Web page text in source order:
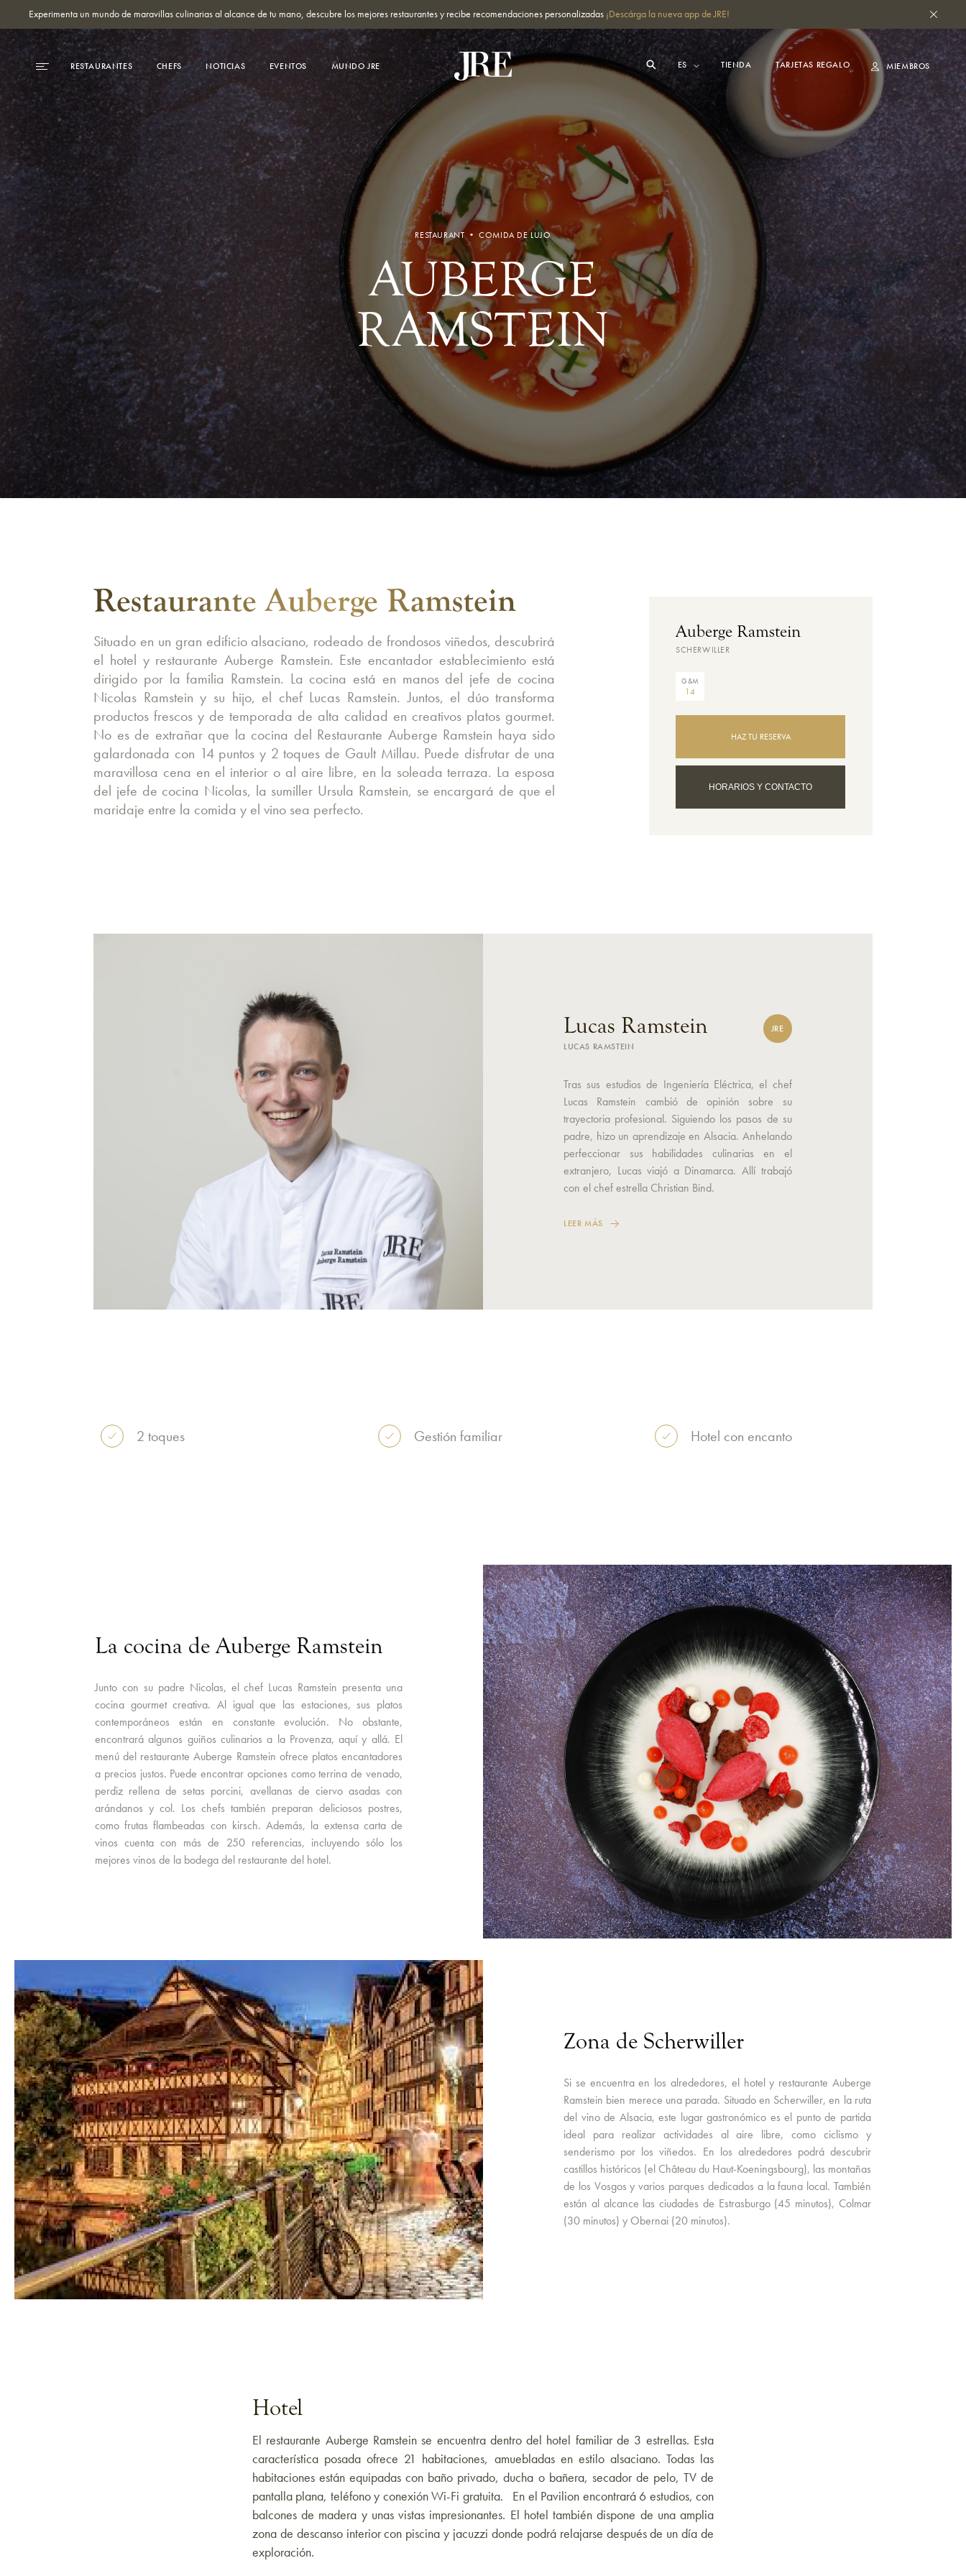
Experimenta un mundo de maravillas culinarias al alcance de tu mano, descubre los mejores restaurantes y recibe recomendaciones personalizadas ¡Descárga la nueva app de JRE!
RESTAURANTES CHEFS NOTICIAS EVENTOS MUNDO JRE TIENDA TARJETAS REGALO MIEMBROS
RESTAURANT • COMIDA DE LUJO
AUBERGE
RAMSTEIN
Restaurante Auberge Ramstein
Situado en un gran edificio alsaciano, rodeado de frondosos viñedos, descubrirá
el hotel y restaurante Auberge Ramstein. Este encantador establecimiento está
dirigido por la familia Ramstein. La cocina está en manos del jefe de cocina
Nicolas Ramstein y su hijo, el chef Lucas Ramstein. Juntos, el dúo transforma
productos frescos y de temporada de alta calidad en creativos platos gourmet.
No es de extrañar que la cocina del Restaurante Auberge Ramstein haya sido
galardonada con 14 puntos y 2 toques de Gault Millau. Puede disfrutar de una
maravillosa cena en el interior o al aire libre, en la soleada terraza. La esposa
del jefe de cocina Nicolas, la sumiller Ursula Ramstein, se encargará de que el
maridaje entre la comida y el vino sea perfecto.
Auberge Ramstein
SCHERWILLER
G&M
14
HAZ TU RESERVA
HORARIOS Y CONTACTO
Lucas Ramstein
LUCAS RAMSTEIN
JRE
Tras sus estudios de Ingeniería Eléctrica, el chef
Lucas Ramstein cambió de opinión sobre su
trayectoria profesional. Siguiendo los pasos de su
padre, hizo un aprendizaje en Alsacia. Anhelando
perfeccionar sus habilidades culinarias en el
extranjero, Lucas viajó a Dinamarca. Allí trabajó
con el chef estrella Christian Bind.
LEER MÁS
2 toques Gestión familiar Hotel con encanto
La cocina de Auberge Ramstein
Junto con su padre Nicolas, el chef Lucas Ramstein presenta una
cocina gourmet creativa. Al igual que las estaciones, sus platos
contemporáneos están en constante evolución. No obstante,
encontrará algunos guiños culinarios a la Provenza, aquí y allá. El
menú del restaurante Auberge Ramstein ofrece platos encantadores
a precios justos. Puede encontrar opciones como terrina de venado,
perdiz rellena de setas porcini, avellanas de ciervo asadas con
arándanos y col. Los chefs también preparan deliciosos postres,
como frutas flambeadas con kirsch. Además, la extensa carta de
vinos cuenta con más de 250 referencias, incluyendo sólo los
mejores vinos de la bodega del restaurante del hotel.
Zona de Scherwiller
Si se encuentra en los alrededores, el hotel y restaurante Auberge
Ramstein bien merece una parada. Situado en Scherwiller, en la ruta
del vino de Alsacia, este lugar gastronómico es el punto de partida
ideal para realizar actividades al aire libre, como ciclismo y
senderismo por los viñedos. En los alrededores podrá descubrir
castillos históricos (el Château du Haut-Koeningsbourg), las montañas
de los Vosgos y varios parques dedicados a la fauna local. También
están al alcance las ciudades de Estrasburgo (45 minutos), Colmar
(30 minutos) y Obernai (20 minutos).
Hotel
El restaurante Auberge Ramstein se encuentra dentro del hotel familiar de 3 estrellas. Esta
característica posada ofrece 21 habitaciones, amuebladas en estilo alsaciano. Todas las
habitaciones están equipadas con baño privado, ducha o bañera, secador de pelo, TV de
pantalla plana, teléfono y conexión Wi-Fi gratuita. En el Pavilion encontrará 6 estudios, con
balcones de madera y unas vistas impresionantes. El hotel también dispone de una amplia
zona de descanso interior con piscina y jacuzzi donde podrá relajarse después de un día de
exploración.